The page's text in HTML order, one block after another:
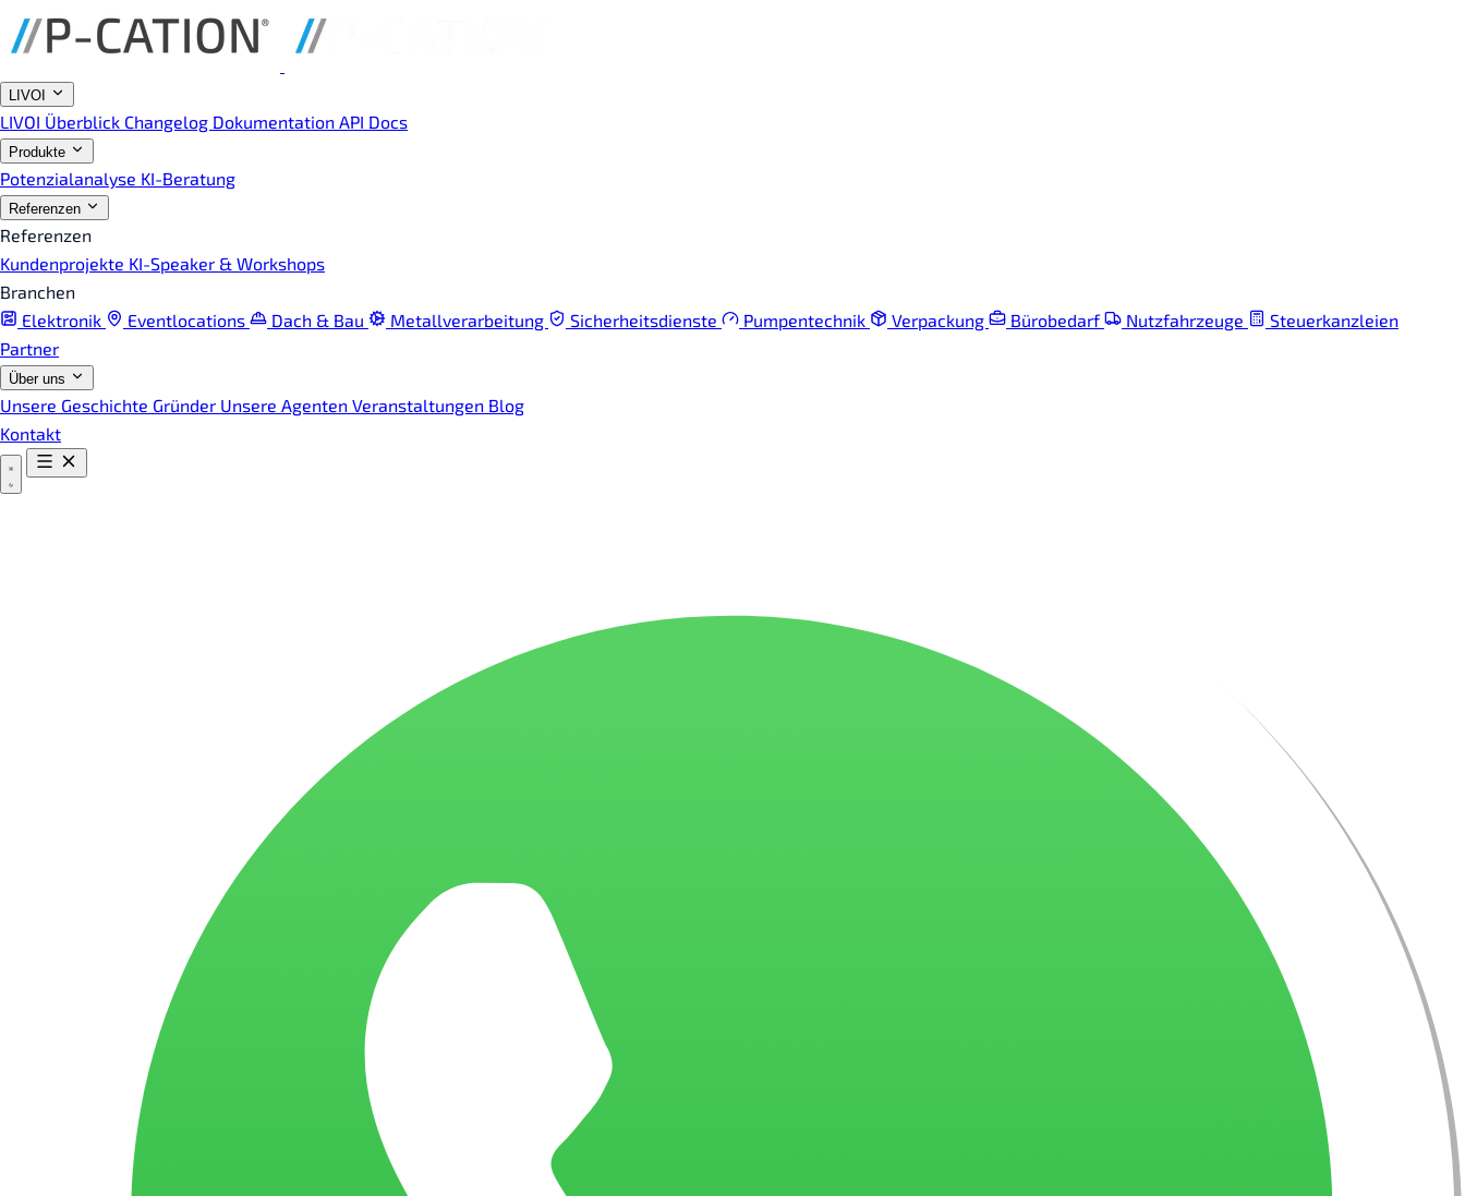
LIVOI
LIVOI Überblick Changelog Dokumentation API Docs
Produkte
Potenzialanalyse KI-Beratung
Referenzen
Referenzen
Kundenprojekte KI-Speaker & Workshops
Branchen
Elektronik
Eventlocations Dach & Bau Metallverarbeitung Sicherheitsdienste Pumpentechnik Verpackung Bürobedarf Nutzfahrzeuge
Steuerkanzleien
Partner
Über uns
Unsere Geschichte Gründer Unsere Agenten Veranstaltungen Blog
Kontakt